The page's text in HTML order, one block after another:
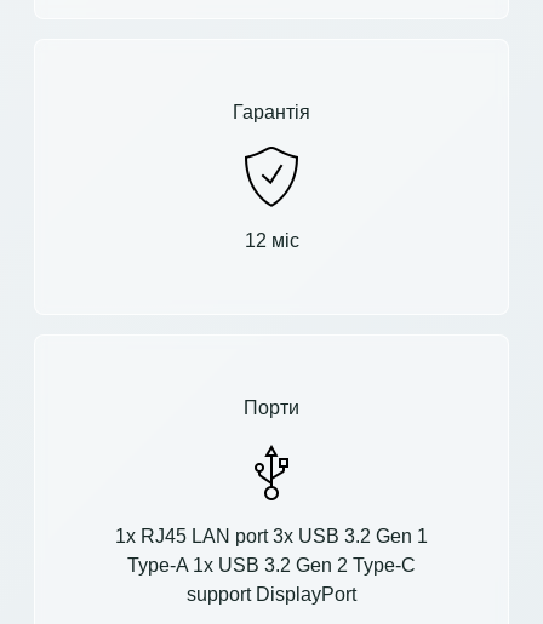
Гарантія
12 міс
Порти
1x RJ45 LAN port 3x USB 3.2 Gen 1
Type-A 1x USB 3.2 Gen 2 Type-C
support DisplayPort